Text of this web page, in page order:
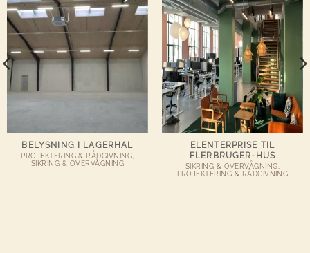
BELYSNING I LAGERHAL
PROJEKTERING & RÅDGIVNING,
SIKRING & OVERVÅGNING
ELENTERPRISE TIL
FLERBRUGER-HUS
SIKRING & OVERVÅGNING,
PROJEKTERING & RÅDGIVNING